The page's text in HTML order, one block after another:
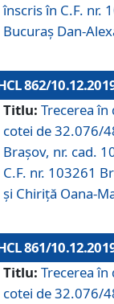
înscris în C.F. nr.
Bucuraș Dan-
862/
Titlu: Trecerea
cotei de 32.076/
Brașov, nr. cad.
C.F. nr. 103261
și Chiriță Oana-
861/
Titlu: Trecerea
cotei de 32.076/